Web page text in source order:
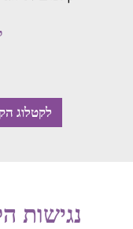
לקטלוג
נגישות